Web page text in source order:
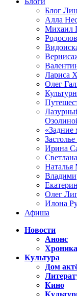
Блог
Алла
Михаил
Лариса
Олег
Ирина
Наталья
Олег
Илона
Афиша
Новости
Анонс
Хроника
Культура
Дом
Кино